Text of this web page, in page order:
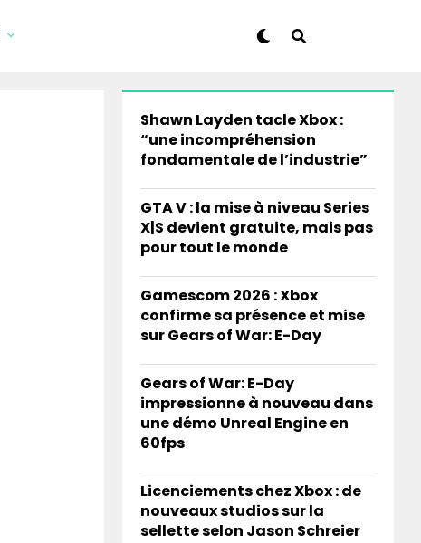
Shawn Layden tacle Xbox :
“une incompréhension
fondamentale de l’industrie”
GTA V : la mise à niveau Series
X|S devient gratuite, mais pas
pour tout le monde
Gamescom 2026 : Xbox
confirme sa présence et mise
sur Gears of War: E-Day
Gears of War: E-Day
impressionne à nouveau dans
une démo Unreal Engine en
60fps
Licenciements chez Xbox : de
nouveaux studios sur la
sellette selon Jason Schreier